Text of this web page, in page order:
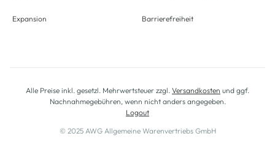
Expansion Barrierefreiheit
Alle Preise inkl. gesetzl. Mehrwertsteuer zzgl. Versandkosten und ggf.
Nachnahmegebühren, wenn nicht anders angegeben.
Logout
© 2025 AWG Allgemeine Warenvertriebs GmbH